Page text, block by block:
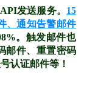
发送服务。 15
、通知告警邮件
。触发邮件也
邮件、重置密码
认证邮件等！